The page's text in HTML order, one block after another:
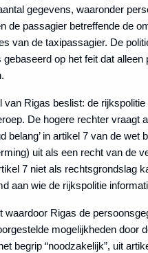
gegevens, waaronder
passagier betreffende de
van de taxipassagier. De
op het feit dat
Rigas beslist: de
De hogere rechter vraagt
in artikel 7 van de
uit als een recht van de
7 niet als rechtsgrondslag
aan wie de rijkspolitie
Rigas de
mogelijkheden door
begrip “noodzakelijk”, uit